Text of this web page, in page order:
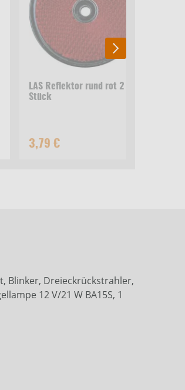
LAS Reflektor rund rot 2
Stück
3,79 €
Blinker, Dreieckrückstrahler,
12 V/21 W BA15S, 1